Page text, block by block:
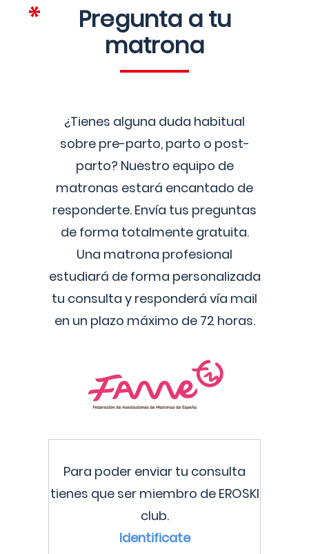
Pregunta a tu
matrona
¿Tienes alguna duda habitual
sobre pre-parto, parto o post-
parto? Nuestro equipo de
matronas estará encantado de
responderte. Envía tus preguntas
de forma totalmente gratuita.
Una matrona profesional
estudiará de forma personalizada
tu consulta y responderá vía mail
en un plazo máximo de 72 horas.
Para poder enviar tu consulta
tienes que ser miembro de EROSKI
club.
Identificate